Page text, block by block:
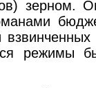
зерном.
режимы